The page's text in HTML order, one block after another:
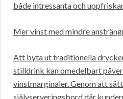
både intressanta och
Mer vinst med mindre
Att byta ut traditionella
stilldrink kan omedelbart
vinstmarginaler. Genom att
självserveringsbord där